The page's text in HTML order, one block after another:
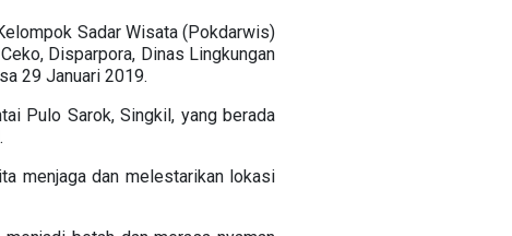
Sadar Wisata (Pokdarwis)
Disparpora, Dinas Lingkungan
29 Januari 2019.
Pulo Sarok, Singkil, yang berada
menjaga dan melestarikan lokasi